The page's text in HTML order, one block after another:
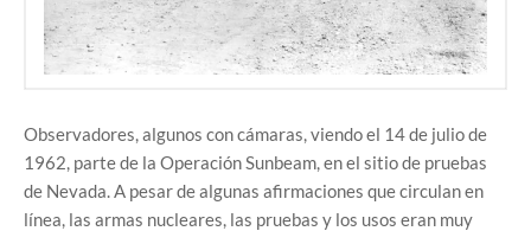
Observadores, algunos con cámaras, viendo el 14 de julio de
1962, parte de la Operación Sunbeam, en el sitio de pruebas
de Nevada. A pesar de algunas afirmaciones que circulan en
línea, las armas nucleares, las pruebas y los usos eran muy